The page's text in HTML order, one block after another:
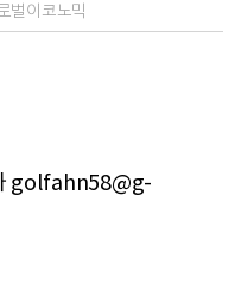
벌이코노믹
golfahn58@g-